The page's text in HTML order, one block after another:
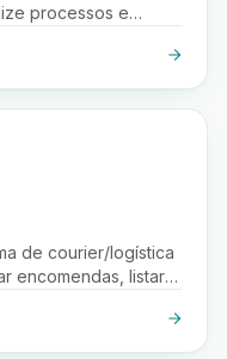
processos e
de courier/logística
encomendas, listar